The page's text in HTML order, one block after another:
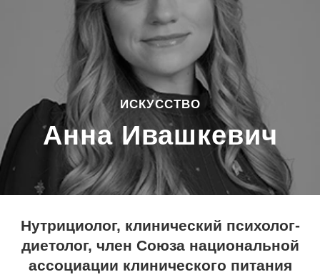
ИСКУССТВО
Анна Ивашкевич
Нутрициолог, клинический психолог-
диетолог, член Союза национальной
ассоциации клинического питания